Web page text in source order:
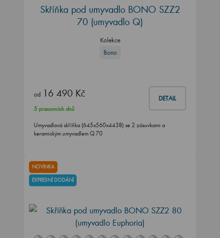
Skříňka pod umyvadlo BONO SZZ2
70 (umyvadlo Q)
Kolekce
Bono
od 16 490 Kč DETAIL
5 pracovních dnů
Umyvadlová skříňka (645x560x4438) se 2 zásuvkami a
keramickým umyvadlem Q 70
NOVINKA
EXPRESNÍ DODÁNÍ